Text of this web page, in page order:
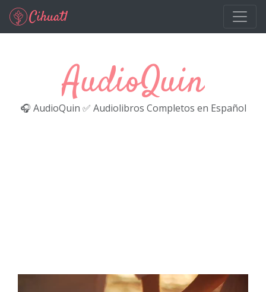
Ir al contenido principal
AudioQuin
🎧 AudioQuin ✅ Audiolibros Completos en Español